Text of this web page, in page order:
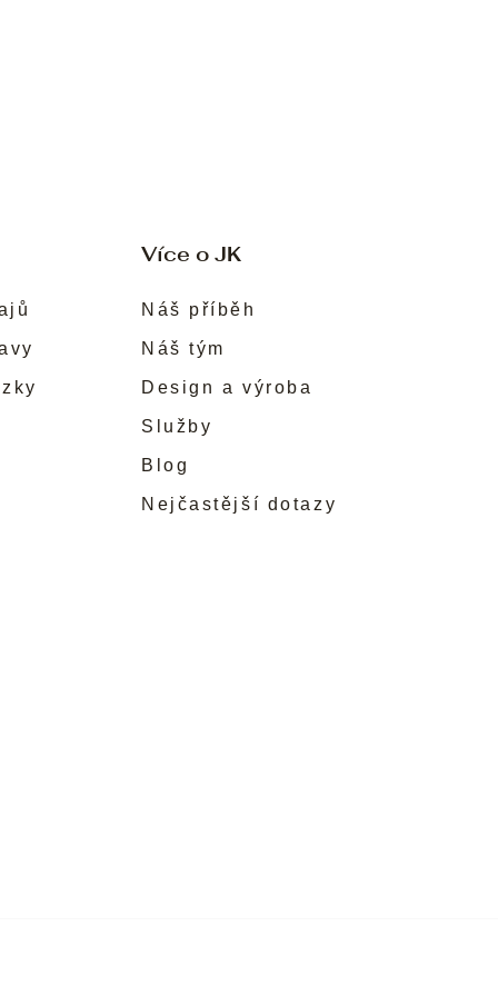
Více o JK
Náš příběh
Náš tým
Design a výroba
Služby
Blog
Nejčastější dotazy